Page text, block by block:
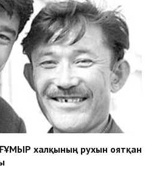
халқының рухын оятқан